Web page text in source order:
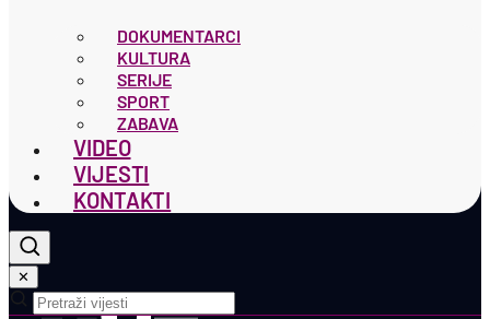
DOKUMENTARCI
KULTURA
SERIJE
SPORT
ZABAVA
VIDEO
VIJESTI
KONTAKTI
✕